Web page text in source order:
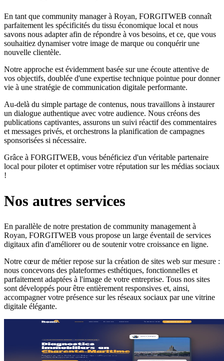
En tant que community manager à Royan, FORGITWEB connaît
parfaitement les spécificités du tissu économique local et nous
savons nous adapter afin de répondre à vos besoins, et ce, que vous
souhaitiez dynamiser votre image de marque ou conquérir une
nouvelle clientèle.
Notre approche est évidemment basée sur une écoute attentive de
vos objectifs, doublée d'une expertise technique pointue pour donner
vie à une stratégie de communication digitale performante.
Au-delà du simple partage de contenus, nous travaillons à instaurer
un dialogue authentique avec votre audience. Nous créons des
publications captivantes, assurons un suivi réactif des commentaires
et messages privés, et orchestrons la planification de campagnes
sponsorisées si nécessaire.
Grâce à FORGITWEB, vous bénéficiez d'un véritable partenaire
local pour piloter et optimiser votre réputation sur les médias sociaux
!
Nos autres services
En parallèle de notre prestation de community management à
Royan, FORGITWEB vous propose un large éventail de services
digitaux afin d'améliorer ou de soutenir votre croissance en ligne.
Notre cœur de métier repose sur la création de sites web sur mesure :
nous concevons des plateformes esthétiques, fonctionnelles et
parfaitement adaptées à l'image de votre entreprise. Tous nos sites
sont développés pour être entièrement responsives et, ainsi,
accompagner votre présence sur les réseaux sociaux par une vitrine
digitale élégante.